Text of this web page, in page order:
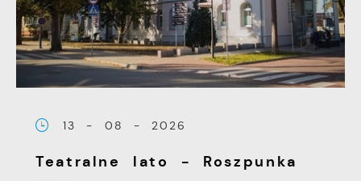
13 - 08 - 2026
Teatralne lato - Roszpunka